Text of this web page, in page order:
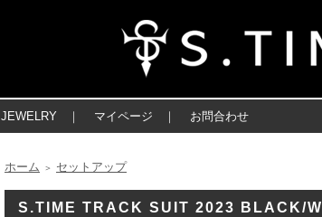
JEWELRY ｜ マイページ ｜ お問合わせ
ホーム ＞ セットアップ
S.TIME TRACK SUIT 2023 BLACK/